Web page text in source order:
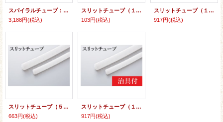
スパイラルチューブ： ポリエチレン製 (ナチュラル) 小箱入り
3,188円(税込)
スリットチューブ（１ｍ/３ｍ/１０ｍ）
103円(税込)
スリットチューブ（１．５ｍ）治具付 （黒）
917円(税込)
スリットチューブ（５ｍ）（乳白）
663円(税込)
スリットチューブ（１．５ｍ）治具付 （乳白）
917円(税込)